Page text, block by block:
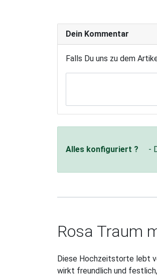
Dein Kommentar
Falls Du uns zu dem
Alles konfiguriert ? -
Rosa Traum
Diese Hochzeitstorte lebt
wirkt freundlich und